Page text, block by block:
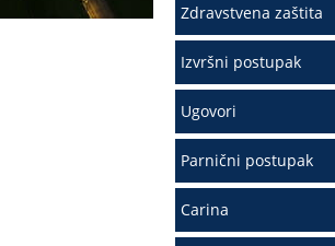
Zdravstvena zaštita
Izvršni postupak
Ugovori
Parnični postupak
Carina